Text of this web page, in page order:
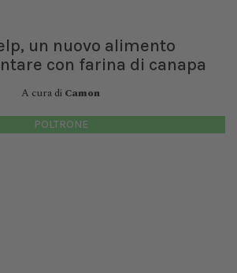
un nuovo alimento
con farina di canapa
A cura di Camon
POLTRONE